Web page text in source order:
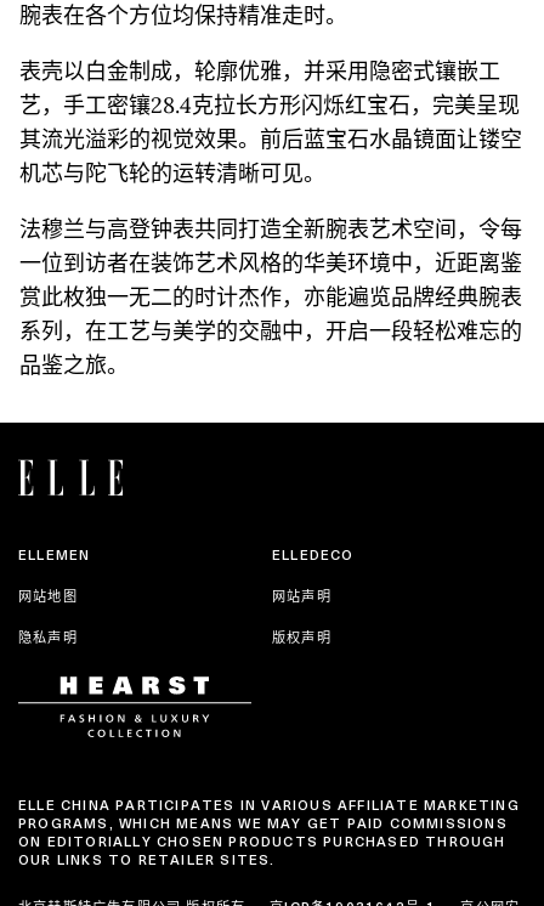
腕表在各个方位均保持精准走时。
表壳以白金制成，轮廓优雅，并采用隐密式镶嵌工
艺，手工密镶28.4克拉长方形闪烁红宝石，完美呈现
其流光溢彩的视觉效果。前后蓝宝石水晶镜面让镂空
机芯与陀飞轮的运转清晰可见。
法穆兰与高登钟表共同打造全新腕表艺术空间，令每
一位到访者在装饰艺术风格的华美环境中，近距离鉴
赏此枚独一无二的时计杰作，亦能遍览品牌经典腕表
系列，在工艺与美学的交融中，开启一段轻松难忘的
品鉴之旅。
ELLEMEN ELLEDECO
网站地图 网站声明
隐私声明 版权声明
ELLE CHINA PARTICIPATES IN VARIOUS AFFILIATE MARKETING
PROGRAMS, WHICH MEANS WE MAY GET PAID COMMISSIONS
ON EDITORIALLY CHOSEN PRODUCTS PURCHASED THROUGH
OUR LINKS TO RETAILER SITES.